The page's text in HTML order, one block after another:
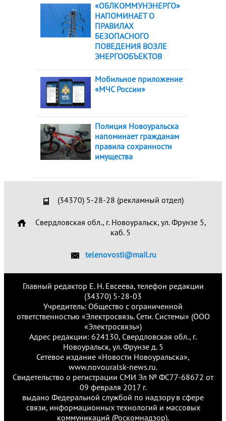
«ОБЛКОММУНЭНЕРГО»
НАПОМИНАЕТ О
ПРАВИЛАХ
БЕЗОПАСНОГО
ПОВЕДЕНИЯ ВОЗЛЕ
ЭНЕРГООБЪЕКТОВ
Мобильное приложение
«МЧС России»
Полиция Новоуральска
напоминает гражданам
правила сохранности
имущества
(34370) 5-28-28 (рекламный отдел)
Свердловская обл., г. Новоуральск, ул. Фрунзе 5,
каб. 5
telenovosti@mail.ru
Главный редактор Е. Н. Евсеева, телефон редакции
(34370) 5-28-03
Учредитель: Общество с ограниченной
ответственностью «Электросвязь. Сети. Системы» (ООО
«Электросвязь»)
Адрес редакции: 624130, Свердловская обл., г.
Новоуральск, ул. Фрунзе д. 5
Сетевое издание «Новости Новоуральска»,
www.novouralsk-news.ru.
Свидетельство о регистрации СМИ Эл № ФС77-68672 от
09 февраля 2017 г.
выдано Федеральной службой по надзору в сфере
связи, информационных технологий и массовых
коммуникаций (Роскомнадзор).